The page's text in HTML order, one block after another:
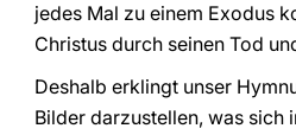
jedes Mal zu einem Exodus
Christus durch seinen Tod
Deshalb erklingt unser
Bilder darzustellen, was sich